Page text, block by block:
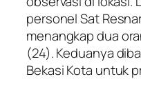
personel Sat
menangkap dua
(24). Keduanya
Bekasi Kota untuk